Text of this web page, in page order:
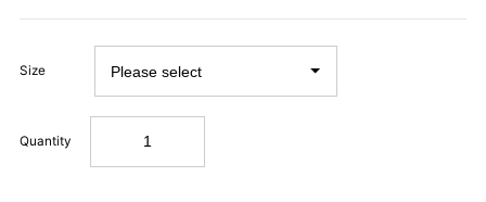
Size
Quantity